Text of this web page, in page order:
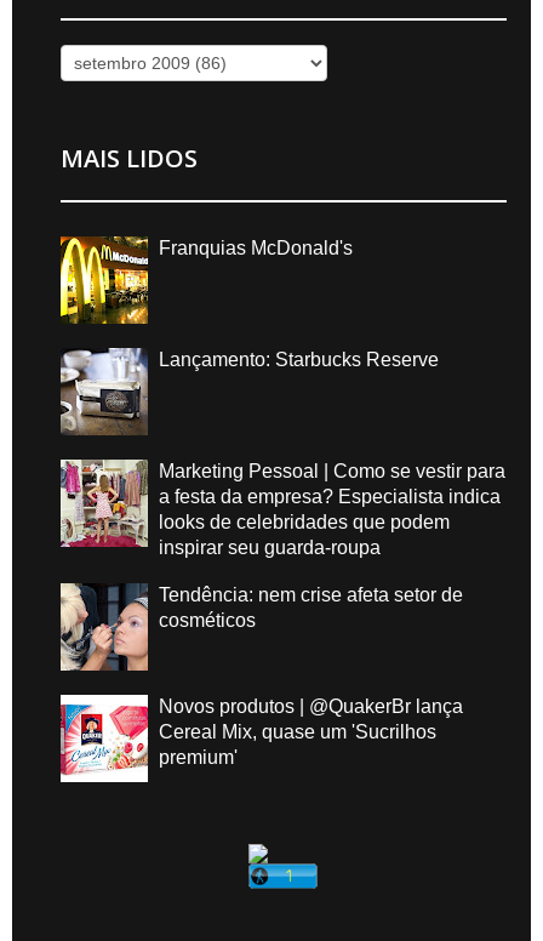
MAIS LIDOS
Franquias McDonald's
Lançamento: Starbucks Reserve
Marketing Pessoal | Como se vestir para
a festa da empresa? Especialista indica
looks de celebridades que podem
inspirar seu guarda-roupa
Tendência: nem crise afeta setor de
cosméticos
Novos produtos | @QuakerBr lança
Cereal Mix, quase um 'Sucrilhos
premium'